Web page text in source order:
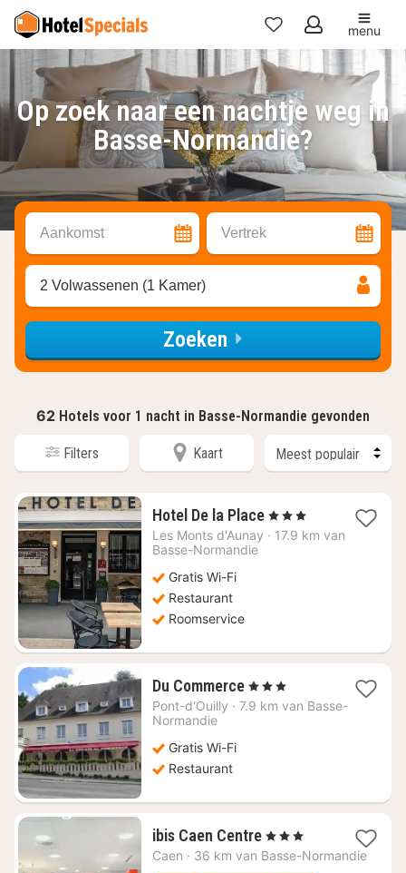
Mijn
favorieten
menu
Op zoek naar een nachtje weg in
Basse-Normandie?
Aankomst Vertrek
2 Volwassenen (1 Kamer)
Zoeken
62 Hotels voor 1 nacht in Basse-Normandie gevonden
Filters Kaart
Hotel De la Place1
nacht
, 3 Sterren
Les Monts d'Aunay · 17.9 km van
Basse-Normandie
Gratis Wi-Fi
Restaurant
Roomservice
Du Commerce1
nacht
, 3 Sterren
Pont-d'Ouilly · 7.9 km van Basse-
Normandie
Gratis Wi-Fi
Restaurant
ibis Caen Centre1
nacht
, 3 Sterren
Caen · 36 km van Basse-Normandie